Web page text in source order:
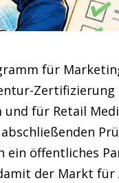
für
Zertifizierung
für Retail
ein öffentliches
der Markt